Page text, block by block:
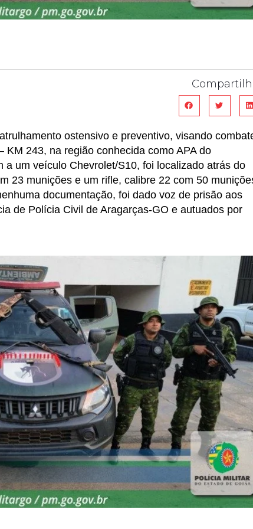
ostensivo e preventivo, visando
243, na região conhecida como APA do
um veículo Chevrolet/S10, foi localizado atrás do
23 munições e um rifle, calibre 22 com 50
documentação, foi dado voz de prisão aos
de Polícia Civil de Aragarças-GO e autuados por